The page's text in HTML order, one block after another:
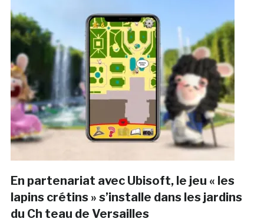
En partenariat avec Ubisoft, le jeu « les
lapins crétins » s’installe dans les jardins
du Ch teau de Versailles